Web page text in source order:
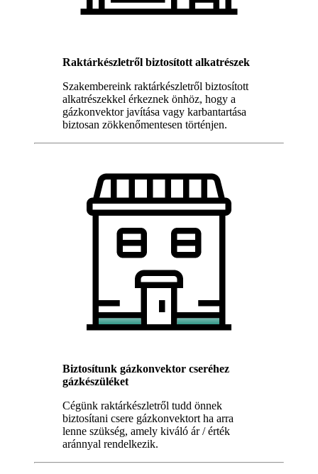
Raktárkészletről biztosított alkatrészek
Szakembereink raktárkészletről biztosított
alkatrészekkel érkeznek önhöz, hogy a
gázkonvektor javítása vagy karbantartása
biztosan zökkenőmentesen történjen.
Biztosítunk gázkonvektor cseréhez
gázkészüléket
Cégünk raktárkészletről tudd önnek
biztosítani csere gázkonvektort ha arra
lenne szükség, amely kiváló ár / érték
aránnyal rendelkezik.